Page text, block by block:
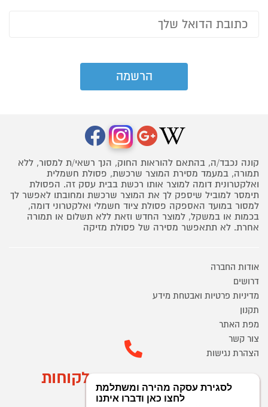
קונה נכבד/ה, בהתאם להוראות החוק, הנך רשאי/ת למסור, ללא
תמורה, במעמד מסירת המוצר שרכשת, פסולת חשמלית
ואלקטרונית דומה למוצר אותו רכשת בבית עסק זה. הפסולת
תימסר למוביל שיספק לך את המוצר שרכשת ומחובתו לאפשר לך
למסור במועד האספקה פסולת ציוד חשמלי ואלקטרוני דומה,
בכמות או במשקל, למוצר החדש וזאת ללא תשלום או תמורה
אחרת. לא תתאפשר מסירה של פסולת מזיקה
אודות החברה
דרושים
מדיניות פרטיות ואבטחת מידע
תקנון
מפת האתר
צור קשר
הצהרת נגישות
מוקד הזמנות ושירות לקוחות
03-9545370